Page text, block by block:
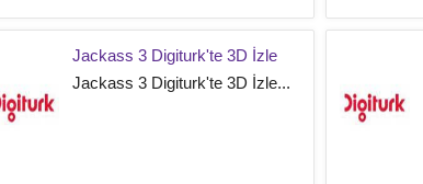
Jackass 3 Digiturk'te 3D İzle
Jackass 3 Digiturk'te 3D İzle...